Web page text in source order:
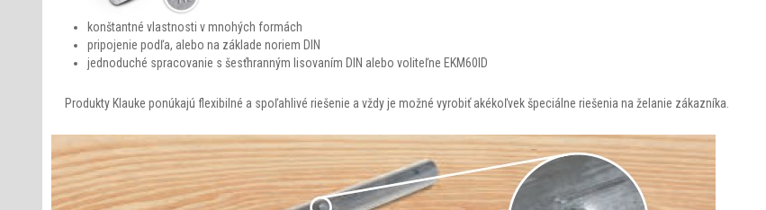
konštantné vlastnosti v mnohých formách
pripojenie podľa, alebo na základe noriem DIN
jednoduché spracovanie s šesťhranným lisovaním DIN alebo voliteľne EKM60ID
Produkty Klauke ponúkajú flexibilné a spoľahlivé riešenie a vždy je možné vyrobiť akékoľvek špeciálne riešenia na želanie zákazníka.